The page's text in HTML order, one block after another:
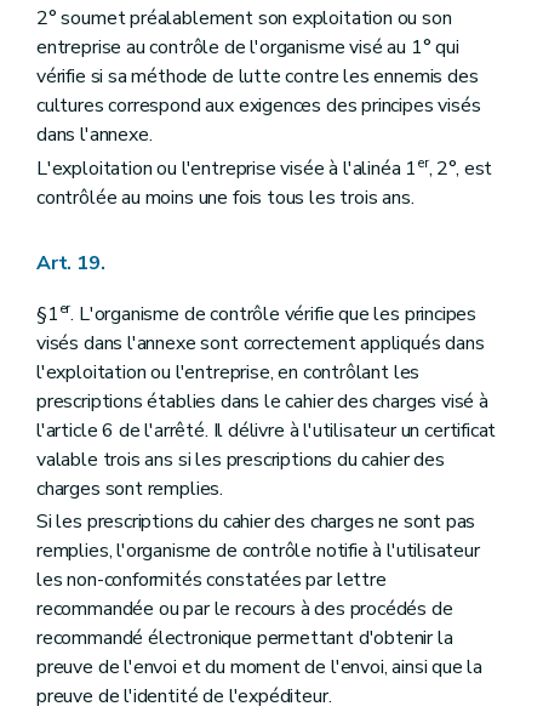
2° soumet préalablement son exploitation ou son
entreprise au contrôle de l'organisme visé au 1° qui
vérifie si sa méthode de lutte contre les ennemis des
cultures correspond aux exigences des principes visés
dans l'annexe.
L'exploitation ou l'entreprise visée à l'alinéa 1er, 2°, est
contrôlée au moins une fois tous les trois ans.
Art. 19.
§1er. L'organisme de contrôle vérifie que les principes
visés dans l'annexe sont correctement appliqués dans
l'exploitation ou l'entreprise, en contrôlant les
prescriptions établies dans le cahier des charges visé à
l'article 6 de l'arrêté. Il délivre à l'utilisateur un certificat
valable trois ans si les prescriptions du cahier des
charges sont remplies.
Si les prescriptions du cahier des charges ne sont pas
remplies, l'organisme de contrôle notifie à l'utilisateur
les non-conformités constatées par lettre
recommandée ou par le recours à des procédés de
recommandé électronique permettant d'obtenir la
preuve de l'envoi et du moment de l'envoi, ainsi que la
preuve de l'identité de l'expéditeur.